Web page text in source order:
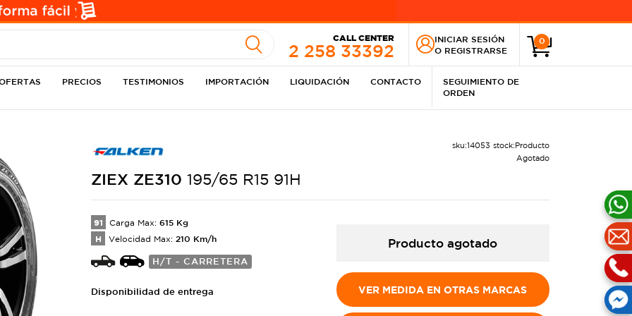
CALL CENTER
2 258 33392
INICIAR SESIÓN
O REGISTRARSE
0
PRECIOS TESTIMONIOS IMPORTACIÓN LIQUIDACIÓN CONTACTO
SEGUIMIENTO DE
ORDEN
sku:14053 stock:Producto
Agotado
ZIEX ZE310 195/65 R15 91H
91 Carga Max: 615 Kg
H Velocidad Max: 210 Km/h
H/T - CARRETERA
Disponibilidad de entrega
Producto agotado
VER MEDIDA EN OTRAS MARCAS